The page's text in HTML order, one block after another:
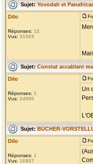
Sujet: Yovodah et
Dilo
Réponses: 12
Vus: 31509
Sujet: Constat accablant
Dilo
Réponses: 1
Vus: 24990
Un
Sujet: BÜCHER-
Dilo
Réponses: 1
Vus: 16807